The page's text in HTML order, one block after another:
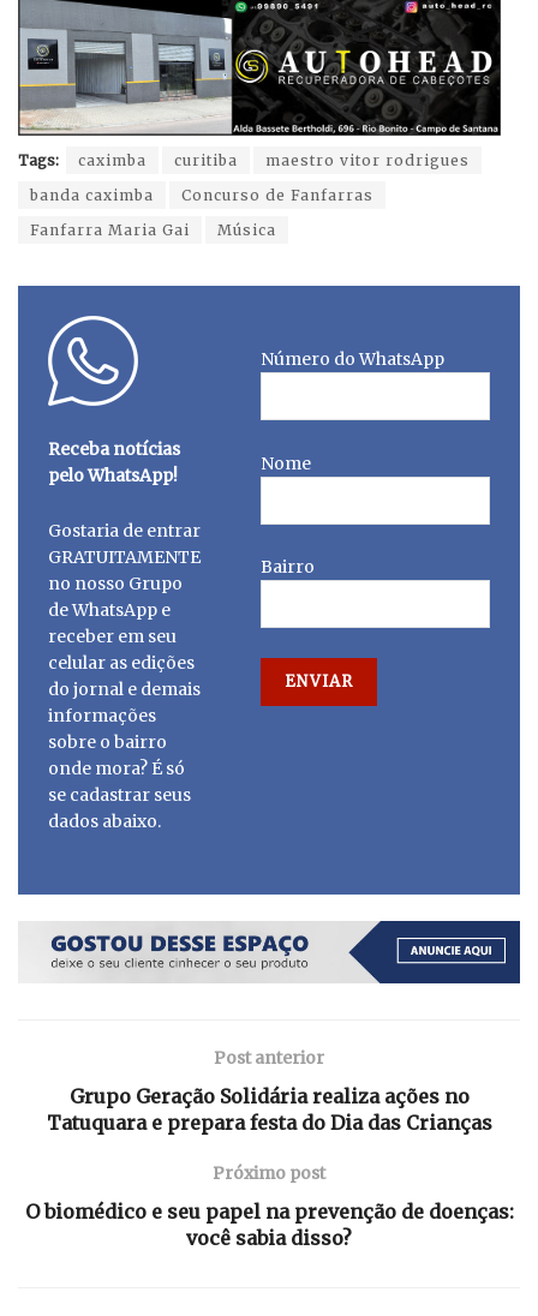
Tags: caximba curitiba
maestro vitor rodrigues
banda caximba
Concurso de Fanfarras
Fanfarra Maria Gai
Música
Receba notícias
pelo WhatsApp!
Gostaria de entrar
GRATUITAMENTE
no nosso Grupo
de WhatsApp e
receber em seu
celular as edições
do jornal e demais
informações
sobre o bairro
onde mora? É só
se cadastrar seus
dados abaixo.
Número do WhatsApp
Nome
Bairro
Post anterior
Grupo Geração Solidária realiza ações no
Tatuquara e prepara festa do Dia das Crianças
Próximo post
O biomédico e seu papel na prevenção de doenças:
você sabia disso?